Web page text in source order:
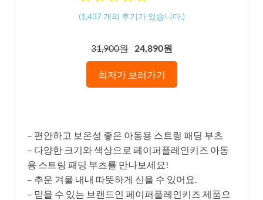
(1,437개의 후기가 있습니다.)
31,900원 24,890원
최저가 보러가기
– 편안하고 보온성 좋은 아동용 스트링 패딩 부츠
– 다양한 크기와 색상으로 페이퍼플레인키즈 아동
용 스트링 패딩 부츠를 만나보세요!
– 추운 겨울 내내 따뜻하게 신을 수 있어요.
– 믿을 수 있는 브랜드인 페이퍼플레인키즈 제품으